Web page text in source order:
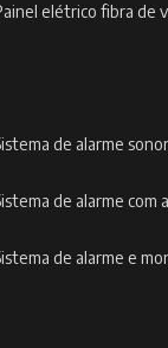
painel elétrico fibra de
sistema de alarme
sistema de alarme com
sistema de alarme e